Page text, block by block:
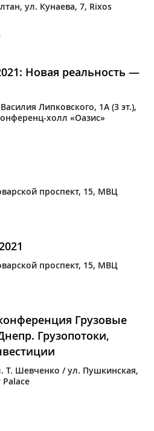
ул. Кунаева, 7, Rixos
Новая реальность —
Липковского, 1А (3 эт.),
холл «Оазис»
проспект, 15, МВЦ
проспект, 15, МВЦ
Грузовые
Грузопотоки,
Т. Шевченкo / ул. Пушкинская,